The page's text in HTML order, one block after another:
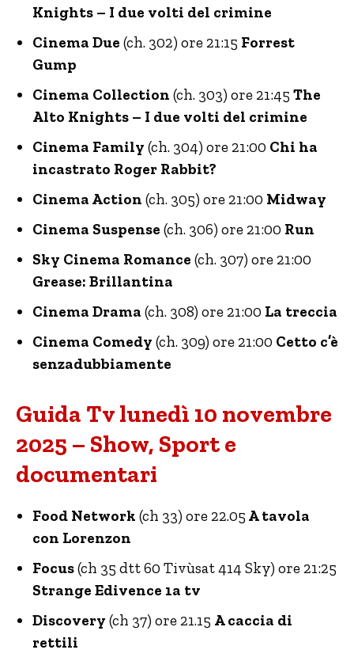
Knights – I due volti del crimine
Cinema Due (ch. 302) ore 21:15 Forrest
Gump
Cinema Collection (ch. 303) ore 21:45 The
Alto Knights – I due volti del crimine
Cinema Family (ch. 304) ore 21:00 Chi ha
incastrato Roger Rabbit?
Cinema Action (ch. 305) ore 21:00 Midway
Cinema Suspense (ch. 306) ore 21:00 Run
Sky Cinema Romance (ch. 307) ore 21:00
Grease: Brillantina
Cinema Drama (ch. 308) ore 21:00 La treccia
Cinema Comedy (ch. 309) ore 21:00 Cetto c’è
senzadubbiamente
Guida Tv lunedì 10 novembre
2025 – Show, Sport e
documentari
Food Network (ch 33) ore 22.05 A tavola
con Lorenzon
Focus(ch 35 dtt 60 Tivùsat 414 Sky) ore 21:25
Strange Edivence 1a tv
Discovery (ch 37) ore 21.15 A caccia di
rettili